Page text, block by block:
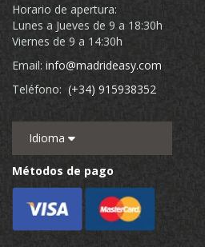
Horario de apertura:
Lunes a Jueves de 9 a 18:30h
Viernes de 9 a 14:30h
Email: info@madrideasy.com
Teléfono: (+34) 915938352
Idioma
Métodos de pago